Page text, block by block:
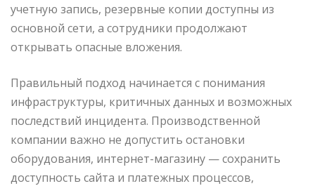
учетную запись, резервные копии доступны из
основной сети, а сотрудники продолжают
открывать опасные вложения.
Правильный подход начинается с понимания
инфраструктуры, критичных данных и возможных
последствий инцидента. Производственной
компании важно не допустить остановки
оборудования, интернет-магазину — сохранить
доступность сайта и платежных процессов,